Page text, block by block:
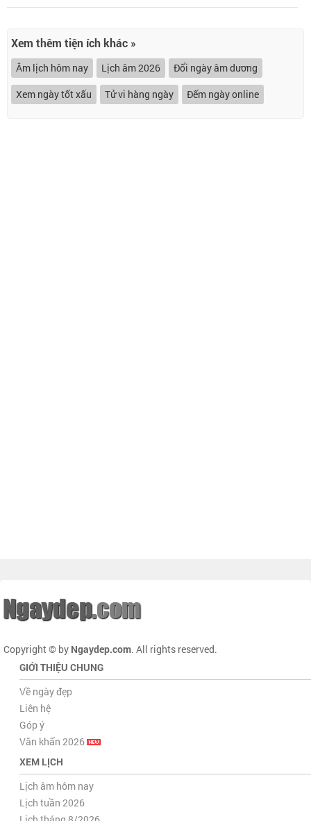
Xem thêm tiện ích khác »
Âm lịch hôm nay Lịch âm 2026
Đổi ngày âm dương
Xem ngày tốt xấu
Tử vi hàng ngày Đếm ngày online
Copyright © by Ngaydep.com. All rights reserved.
GIỚI THIỆU CHUNG
Về ngày đẹp
Liên hệ
Góp ý
Văn khấn 2026
XEM LỊCH
Lịch âm hôm nay
Lịch tuần 2026